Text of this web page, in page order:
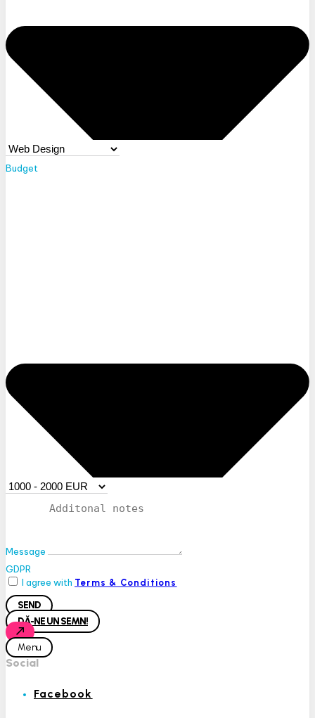
Budget
Message
GDPR
I agree with Terms & Conditions
SEND
DĂ-NE UN SEMN!
Menu
Social
Facebook